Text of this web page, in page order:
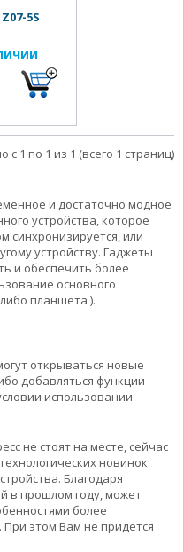
5S
с 1 по 1 из 1 (всего 1 страниц)
и достаточно модное
устройства, которое
синхронизируется, или
устройству. Гаджеты
и обеспечить более
основного
планшета ).
открываться новые
добавляться функции
использовании
не стоят на месте, сейчас
новинок
Благодаря
в прошлом году, может
более
этом Вам не придется